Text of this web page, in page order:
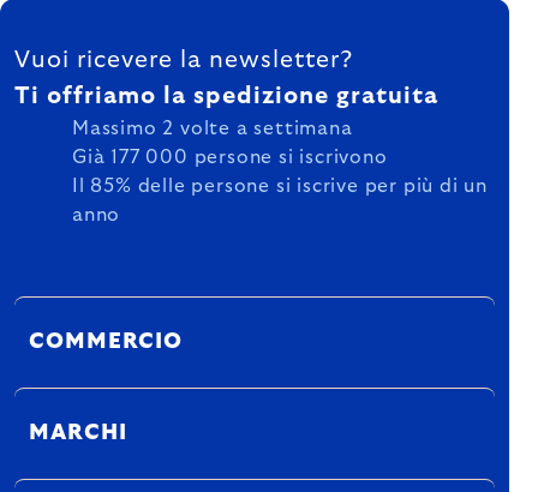
FOOTER
Vuoi ricevere la newsletter?
Ti offriamo la spedizione gratuita
Massimo 2 volte a settimana
Già 177 000 persone si iscrivono
Il 85% delle persone si iscrive per più di un
anno
COMMERCIO
MARCHI